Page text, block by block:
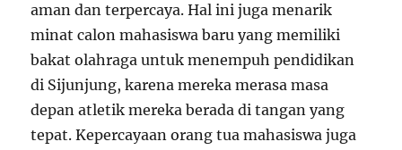
aman dan terpercaya. Hal ini juga menarik
minat calon mahasiswa baru yang memiliki
bakat olahraga untuk menempuh pendidikan
di Sijunjung, karena mereka merasa masa
depan atletik mereka berada di tangan yang
tepat. Kepercayaan orang tua mahasiswa juga